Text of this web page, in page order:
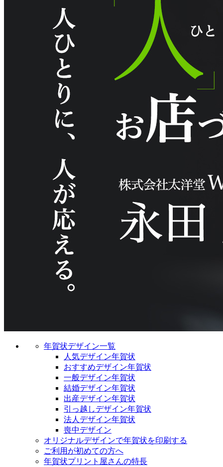
年賀状デザイン一覧
人気デザイン年賀状
おすすめデザイン年賀状
一般デザイン年賀状
結婚デザイン年賀状
出産デザイン年賀状
引っ越しデザイン年賀状
法人デザイン年賀状
喪中デザイン
オリジナルデザインで年賀状を印刷する
ご利用が初めての方へ
年賀状プリント屋さんの特長